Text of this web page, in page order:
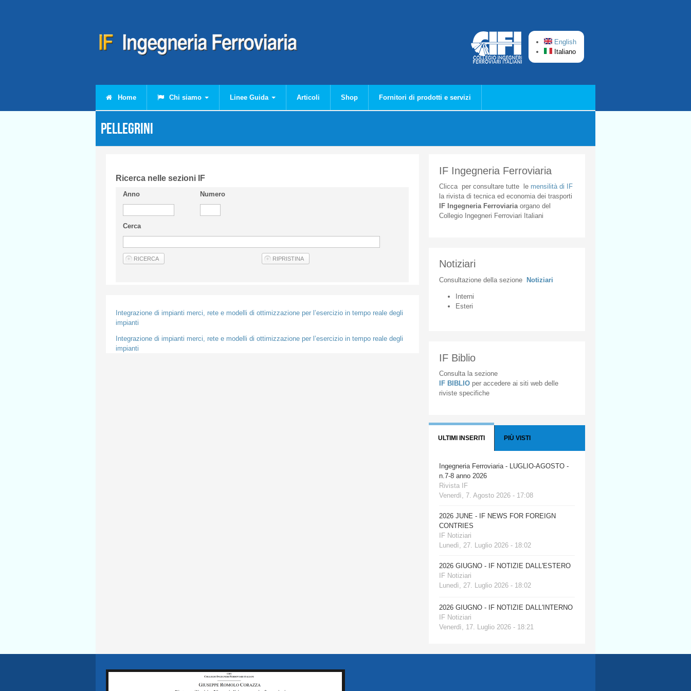
English
Italiano
Home Chi siamo Linee Guida Articoli Shop Fornitori di prodotti e servizi
PELLEGRINI
Ricerca nelle sezioni IF
Anno Numero
Cerca
Integrazione di impianti merci, rete e modelli di ottimizzazione per l’esercizio in tempo reale degli
impianti
Integrazione di impianti merci, rete e modelli di ottimizzazione per l’esercizio in tempo reale degli
impianti
IF Ingegneria Ferroviaria
Cliccaper consultare tuttele mensilità di IF
la rivista di tecnica ed economia dei trasporti
IF Ingegneria Ferroviaria organodel
Collegio
Ingegneri Ferroviari Italiani
Notiziari
Consultazione della sezione Notiziari
Interni
Esteri
IF Biblio
Consulta la sezione
IF BIBLIO per accedere ai siti web delle
riviste specifiche
ULTIMI INSERITI PIÙ VISTI
Ingegneria Ferroviaria - LUGLIO-AGOSTO -
n.7-8 anno 2026
Rivista IF
Venerdì, 7. Agosto 2026 - 17:08
2026 JUNE - IF NEWS FOR FOREIGN
CONTRIES
IF Notiziari
Lunedì, 27. Luglio 2026 - 18:02
2026 GIUGNO - IF NOTIZIE DALL'ESTERO
IF Notiziari
Lunedì, 27. Luglio 2026 - 18:02
2026 GIUGNO - IF NOTIZIE DALL'INTERNO
IF Notiziari
Venerdì, 17. Luglio 2026 - 18:21